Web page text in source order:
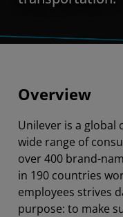
Overview
Unilever is a
wide range of
over 400 brand-
in 190 countries
employees strives
purpose: to make